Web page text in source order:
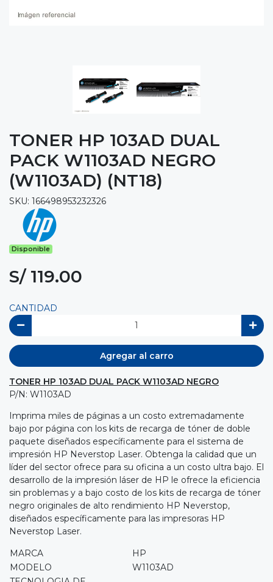
TONER HP 103AD DUAL
PACK W1103AD NEGRO
(W1103AD) (NT18)
SKU: 166498953232326
Disponible
S/ 119.00
CANTIDAD
Agregar al carro
TONER HP 103AD DUAL PACK W1103AD NEGRO
P/N: W1103AD
Imprima miles de páginas a un costo extremadamente
bajo por página con los kits de recarga de tóner de doble
paquete diseñados específicamente para el sistema de
impresión HP Neverstop Laser. Obtenga la calidad que un
líder del sector ofrece para su oficina a un costo ultra bajo. El
desarrollo de la impresión láser de HP le ofrece la eficiencia
sin problemas y a bajo costo de los kits de recarga de tóner
negro originales de alto rendimiento HP Neverstop,
diseñados específicamente para las impresoras HP
Neverstop Laser.
MARCA
HP
MODELO
W1103AD